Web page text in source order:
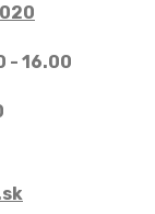
- 16.00